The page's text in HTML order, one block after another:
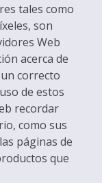
tales como
son
Web
acerca de
correcto
de estos
recordar
como sus
páginas de
que